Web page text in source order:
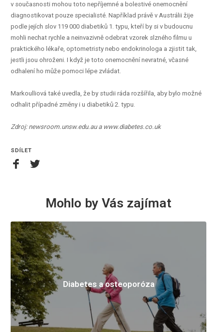
v současnosti mohou toto nepříjemné a bolestivé onemocnění
diagnostikovat pouze specialisté. Například právě v Austrálii žije
podle jejích slov 119 000 diabetiků 1. typu, kteří by si v budoucnu
mohli nechat rychle a neinvazivně odebrat vzorek slzného filmu u
praktického lékaře, optometristy nebo endokrinologa a zjistit tak,
jestli jsou ohroženi. I když je toto onemocnění nevratné, včasné
odhalení ho může pomoci lépe zvládat.
Markoulliová také uvedla, že by studii ráda rozšířila, aby bylo možné
odhalit případné změny i u diabetiků 2. typu.
Zdroj: newsroom.unsw.edu.au a www.diabetes.co.uk
SDÍLET
Mohlo by Vás zajímat
Diabetes a osteoporóza